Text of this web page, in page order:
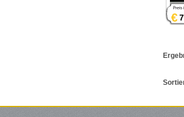
€